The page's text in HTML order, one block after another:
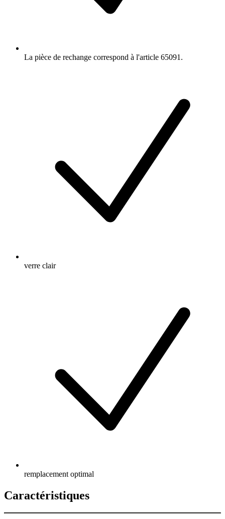
La pièce de rechange correspond à l'article 65091.
verre clair
remplacement optimal
Caractéristiques